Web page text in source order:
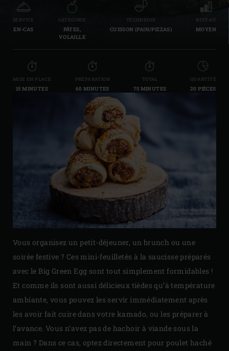
SERVICE
EN-CAS
CATÉGORIE
PÂTES,
VOLAILLE
TECHNIQUE
CUISSON (PAIN/PIZZAS)
NIVEAU
MOYEN
MISE EN PLACE
15 MINUTES
PRÉPARATION
60 MINUTES
TOTAL
75 MINUTES
QUANTITÉ
20 PIÈCES
Vous organisez un petit-déjeuner, un brunch ou une
soirée festive ? Ces mini-feuilletés à la saucisse préparés
avec le Big Green Egg sont tout simplement formidables !
Et comme ils sont aussi délicieux tièdes qu’à température
ambiante, vous pouvez les servir immédiatement après
les avoir fait cuire dans votre kamado, ou les préparer à
l’avance. Vous n’avez pas de hachoir à viande sous la
main ? Dans ce cas, optez directement pour poulet haché